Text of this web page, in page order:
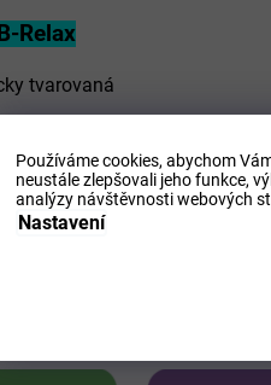
Používáme cookies, abychom
neustále zlepšovali jeho funkce,
analýzy návštěvnosti webových
Nastavení
Relax
tvarovaná
pomáhá snižovat únavu
podešev
které jsou příjemné pro pokožku
VÝROBKŮ BEFADO